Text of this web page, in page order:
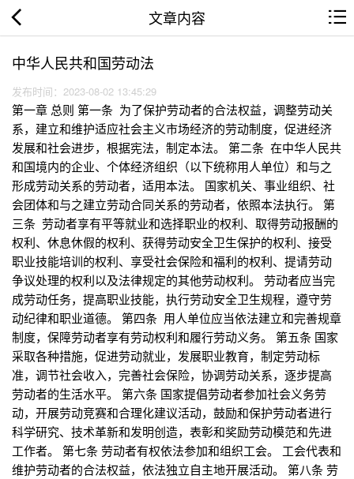
文章内容
中华人民共和国劳动法
发布时间：2023-08-02 13:45:29
第一章 总则 第一条 为了保护劳动者的合法权益，调整劳动关
系，建立和维护适应社会主义市场经济的劳动制度，促进经济
发展和社会进步，根据宪法，制定本法。 第二条 在中华人民共
和国境内的企业、个体经济组织（以下统称用人单位）和与之
形成劳动关系的劳动者，适用本法。 国家机关、事业组织、社
会团体和与之建立劳动合同关系的劳动者，依照本法执行。 第
三条 劳动者享有平等就业和选择职业的权利、取得劳动报酬的
权利、休息休假的权利、获得劳动安全卫生保护的权利、接受
职业技能培训的权利、享受社会保险和福利的权利、提请劳动
争议处理的权利以及法律规定的其他劳动权利。 劳动者应当完
成劳动任务，提高职业技能，执行劳动安全卫生规程，遵守劳
动纪律和职业道德。 第四条 用人单位应当依法建立和完善规章
制度，保障劳动者享有劳动权利和履行劳动义务。 第五条 国家
采取各种措施，促进劳动就业，发展职业教育，制定劳动标
准，调节社会收入，完善社会保险，协调劳动关系，逐步提高
劳动者的生活水平。 第六条 国家提倡劳动者参加社会义务劳
动，开展劳动竞赛和合理化建议活动，鼓励和保护劳动者进行
科学研究、技术革新和发明创造，表彰和奖励劳动模范和先进
工作者。 第七条 劳动者有权依法参加和组织工会。 工会代表和
维护劳动者的合法权益，依法独立自主地开展活动。 第八条 劳